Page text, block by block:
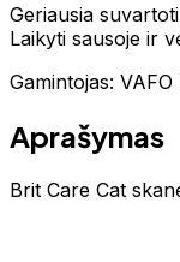
Geriausia
Laikyti sausoje ir
Gamintojas:
Aprašymas
Brit Care Cat